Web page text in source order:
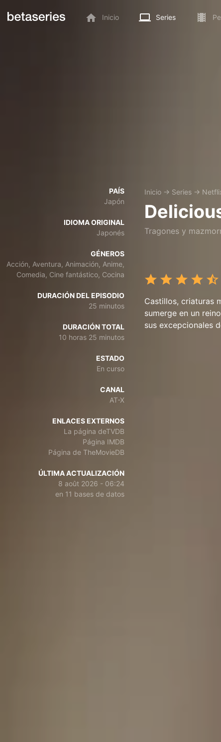
Inicio Series
PAÍS
Japón
IDIOMA ORIGINAL
Japonés
GÉNEROS
Acción, Aventura, Animación, Anime,
Comedia, Cine fantástico, Cocina
DURACIÓN DEL EPISODIO
25 minutos
DURACIÓN TOTAL
10 horas 25 minutos
ESTADO
En curso
CANAL
AT-X
ENLACES EXTERNOS
La página deTVDB
Página IMDB
Página de TheMovieDB
ÚLTIMA ACTUALIZACIÓN
8 août 2026 - 06:24
en 11 bases de datos
Inicio → Series →
Tragones y
Castillos, criaturas
sumerge en un
sus excepcionales